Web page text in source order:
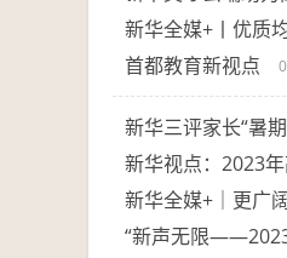
新华全媒+丨优质
首都教育新视点
新华三评家长“暑
新华视点：2023
新华全媒+｜更广
“新声无限